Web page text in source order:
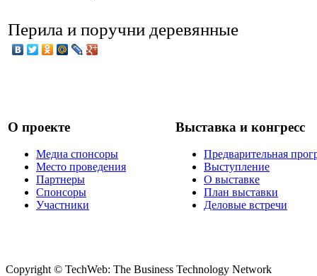
Перила и поручни деревянные
О проекте
Медиа спонсоры
Место проведения
Партнеры
Спонсоры
Участники
Выставка и конгресс
Предварительная
Выступление
О выставке
План выставки
Деловые встречи
Copyright © TechWeb: The Business Technology Network